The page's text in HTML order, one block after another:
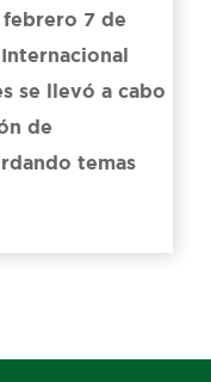
7 de
se llevó a cabo
de
temas